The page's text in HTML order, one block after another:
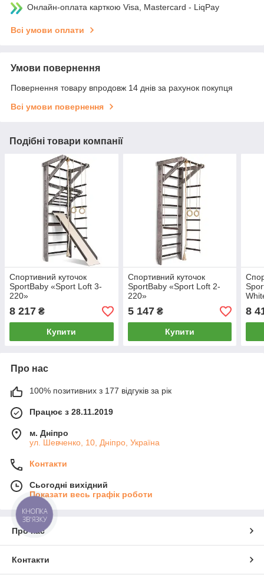
Онлайн-оплата карткою Visa, Mastercard - LiqPay
Всі умови оплати
Умови повернення
Повернення товару впродовж 14 днів за рахунок покупця
Всі умови повернення
Подібні товари компанії
Спортивний куточок
SportBaby «Sport Loft 3-
220»
8 217 ₴
Купити
Спортивний куточок
SportBaby «Sport Loft 2-
220»
5 147₴
Купити
8
Про нас
100% позитивних з 177 відгуків за рік
Працює з 28.11.2019
м. Дніпро
ул. Шевченко, 10, Дніпро, Україна
Контакти
Сьогодні вихідний
Показати весь графік роботи
Про нас
Контакти
КНОПКА
ЗВ'ЯЗКУ